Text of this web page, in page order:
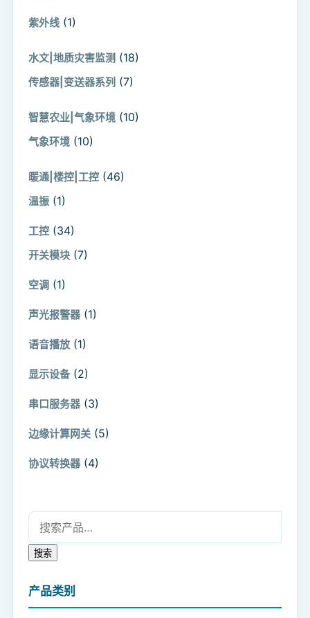
紫外线 (1)
水文|地质灾害监测 (18)
传感器|变送器系列 (7)
智慧农业|气象环境 (10)
气象环境 (10)
暖通|楼控|工控 (46)
温振 (1)
工控 (34)
开关模块 (7)
空调 (1)
声光报警器 (1)
语音播放 (1)
显示设备 (2)
串口服务器 (3)
边缘计算网关 (5)
协议转换器 (4)
搜索：
搜索
产品类别